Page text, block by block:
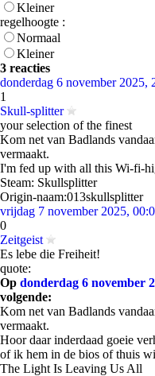
Kleiner
regelhoogte :
Normaal
Kleiner
3 reacties
donderdag 6 november 2025,
1
Skull-splitter
your selection of the finest
Kom net van Badlands
vermaakt.
I'm fed up with all this Wi-fi-
Steam: Skullsplitter
Origin-naam:013skullsplitter
vrijdag 7 november 2025,
0
Zeitgeist
Es lebe die Freiheit!
quote:
Op donderdag 6 november
volgende:
Kom net van Badlands
vermaakt.
Hoor daar inderdaad goeie
of ik hem in de bios of thuis
The Light Is Leaving Us All